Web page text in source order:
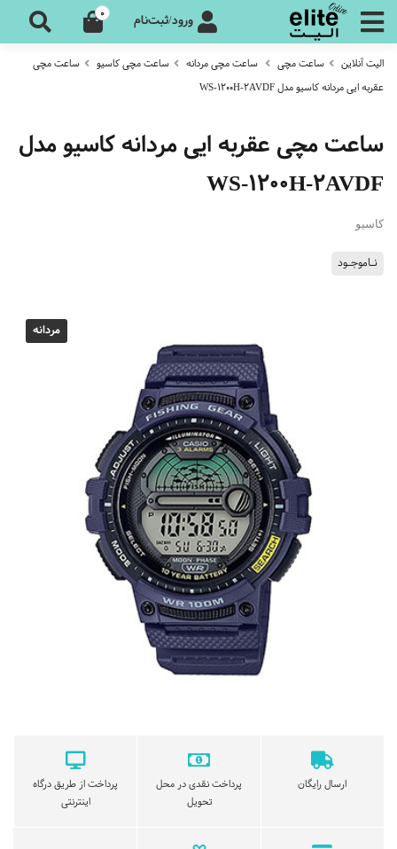
ورود/ثبت‌نام 0
الیت آنلاین ساعت مچی ساعت مچی مردانه ساعت مچی کاسیو
ساعت مچی
عقربه ایی مردانه کاسیو مدل WS-1200H-2AVDF
ساعت مچی عقربه ایی مردانه کاسیو مدل
WS-1200H-2AVDF
کاسیو
نـاموجـود
مردانه
ارسال رایگان
پرداخت نقدی در محل
تحویل
پرداخت از طریق درگاه
اینترنتی